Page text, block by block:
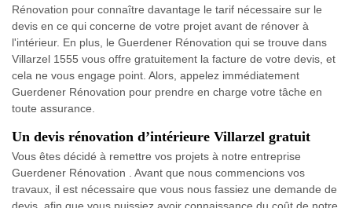
Rénovation pour connaître davantage le tarif nécessaire sur le
devis en ce qui concerne de votre projet avant de rénover à
l'intérieur. En plus, le Guerdener Rénovation qui se trouve dans
Villarzel 1555 vous offre gratuitement la facture de votre devis, et
cela ne vous engage point. Alors, appelez immédiatement
Guerdener Rénovation pour prendre en charge votre tâche en
toute assurance.
Un devis rénovation d’intérieure Villarzel gratuit
Vous êtes décidé à remettre vos projets à notre entreprise
Guerdener Rénovation . Avant que nous commencions vos
travaux, il est nécessaire que vous nous fassiez une demande de